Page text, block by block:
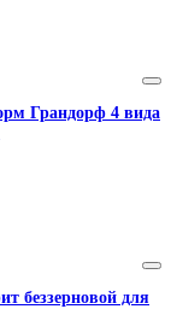
Грандорф 4 вида
беззерновой для